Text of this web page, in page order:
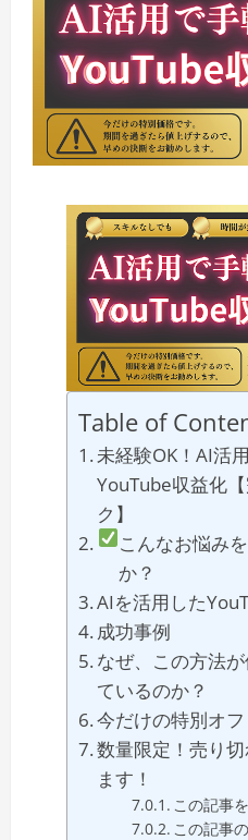
Table of
未経験OK！AI活
YouTube収益化
ク】
こんなお悩み
か？
AIを活用した
成功事例
なぜ、この方法
ているのか？
今だけの特別オフ
数量限定！売り
ます！
この記事
この記事